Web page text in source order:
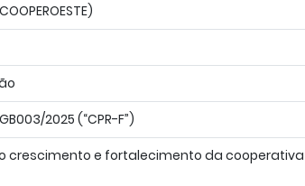
GB003/2025 (“CPR-F”)
e fortalecimento da cooperativa